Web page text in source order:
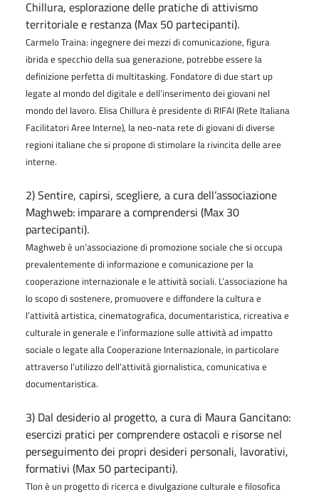
Chillura, esplorazione delle pratiche di attivismo
territoriale e restanza (Max 50 partecipanti).
Carmelo Traina: ingegnere dei mezzi di comunicazione, figura
ibrida e specchio della sua generazione, potrebbe essere la
definizione perfetta di multitasking. Fondatore di due start up
legate al mondo del digitale e dell’inserimento dei giovani nel
mondo del lavoro. Elisa Chillura è presidente di RIFAI (Rete Italiana
Facilitatori Aree Interne), la neo-nata rete di giovani di diverse
regioni italiane che si propone di stimolare la rivincita delle aree
interne.
2) Sentire, capirsi, scegliere, a cura dell’associazione
Maghweb: imparare a comprendersi (Max 30
partecipanti).
Maghweb è un’associazione di promozione sociale che si occupa
prevalentemente di informazione e comunicazione per la
cooperazione internazionale e le attività sociali. L’associazione ha
lo scopo di sostenere, promuovere e diffondere la cultura e
l’attività artistica, cinematografica, documentaristica, ricreativa e
culturale in generale e l’informazione sulle attività ad impatto
sociale o legate alla Cooperazione Internazionale, in particolare
attraverso l’utilizzo dell’attività giornalistica, comunicativa e
documentaristica.
3) Dal desiderio al progetto, a cura di Maura Gancitano:
esercizi pratici per comprendere ostacoli e risorse nel
perseguimento dei propri desideri personali, lavorativi,
formativi (Max 50 partecipanti).
Tlon è un progetto di ricerca e divulgazione culturale e filosofica